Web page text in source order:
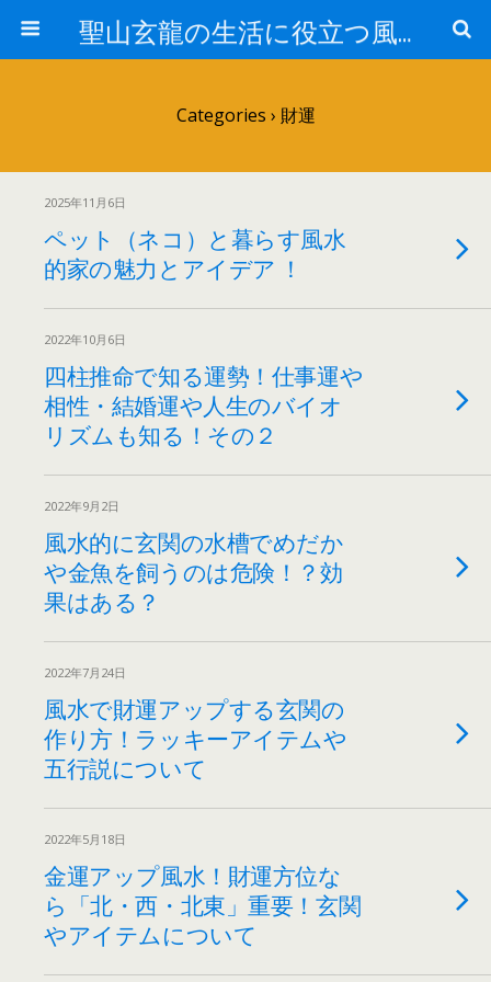
聖山玄龍の生活に役立つ風水
Categories › 財運
2025年11月6日
ペット（ネコ）と暮らす風水
的家の魅力とアイデア ！
2022年10月6日
四柱推命で知る運勢！仕事運や
相性・結婚運や人生のバイオ
リズムも知る！その２
2022年9月2日
風水的に玄関の水槽でめだか
や金魚を飼うのは危険！？効
果はある？
2022年7月24日
風水で財運アップする玄関の
作り方！ラッキーアイテムや
五行説について
2022年5月18日
金運アップ風水！財運方位な
ら「北・西・北東」重要！玄関
やアイテムについて